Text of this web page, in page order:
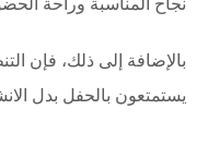
بالإضافة إلى ذلك، فإن
يستمتعون بالحفل بدل